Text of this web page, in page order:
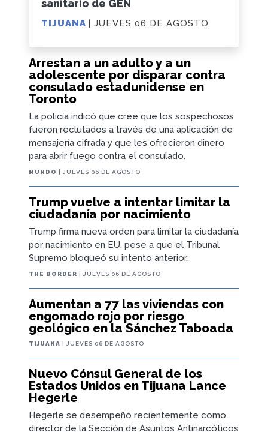
Arrestan a un adulto y a un
adolescente por disparar contra
consulado estadunidense en
Toronto
La policía indicó que cree que los sospechosos
fueron reclutados a través de una aplicación de
mensajería cifrada y que les ofrecieron dinero
para abrir fuego contra el consulado.
MUNDO | JUEVES 06 DE AGOSTO
Trump vuelve a intentar limitar la
ciudadanía por nacimiento
Trump firma nueva orden para limitar la ciudadanía
por nacimiento en EU, pese a que el Tribunal
Supremo bloqueó su intento anterior.
THE BORDER | JUEVES 06 DE AGOSTO
Aumentan a 77 las viviendas con
engomado rojo por riesgo
geológico en la Sánchez Taboada
TIJUANA | JUEVES 06 DE AGOSTO
Nuevo Cónsul General de los
Estados Unidos en Tijuana Lance
Hegerle
Hegerle se desempeñó recientemente como
director de la Sección de Asuntos Antinarcóticos
sanitario de GEN
TIJUANA | JUEVES 06 DE AGOSTO